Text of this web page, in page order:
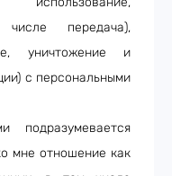
передача),
уничтожение и
с персональными
подразумевается
мне отношение как